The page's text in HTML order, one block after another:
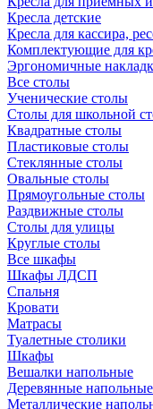
Кресла детские
Кресла для кассира,
Комплектующие для
Эргономичные
Все столы
Ученические столы
Столы для школьной
Квадратные столы
Пластиковые столы
Стеклянные столы
Овальные столы
Прямоугольные столы
Раздвижные столы
Столы для улицы
Круглые столы
Все шкафы
Шкафы ЛДСП
Спальня
Кровати
Матрасы
Туалетные столики
Шкафы
Вешалки напольные
Деревянные
Металлические